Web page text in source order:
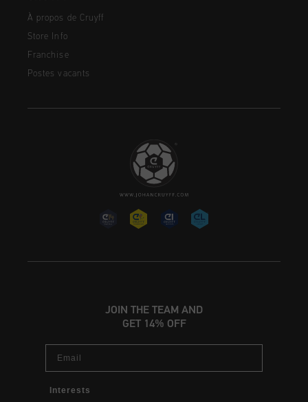
À propos de Cruyff
Store Info
Franchise
Postes vacants
JOIN THE TEAM AND
GET 14% OFF
Email
Interests